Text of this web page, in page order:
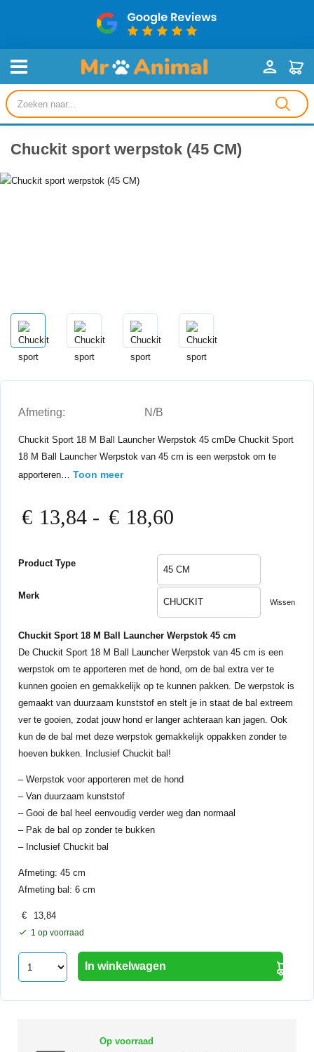
Producten
zoeken
Chuckit sport werpstok (45 CM)
Afmeting: N/B
Chuckit Sport 18 M Ball Launcher Werpstok 45 cmDe Chuckit Sport
18 M Ball Launcher Werpstok van 45 cm is een werpstok om te
apporteren… Toon meer
€ 13,84 - € 18,60
tot
€18,60
Product Type
Merk
Wissen
Chuckit Sport 18 M Ball Launcher Werpstok 45 cm
De Chuckit Sport 18 M Ball Launcher Werpstok van 45 cm is een
werpstok om te apporteren met de hond, om de bal extra ver te
kunnen gooien en gemakkelijk op te kunnen pakken. De werpstok is
gemaakt van duurzaam kunststof en stelt je in staat de bal extreem
ver te gooien, zodat jouw hond er langer achteraan kan jagen. Ook
kun de de bal met deze werpstok gemakkelijk oppakken zonder te
hoeven bukken. Inclusief Chuckit bal!
– Werpstok voor apporteren met de hond
– Van duurzaam kunststof
– Gooi de bal heel eenvoudig verder weg dan normaal
– Pak de bal op zonder te bukken
– Inclusief Chuckit bal
Afmeting: 45 cm
Afmeting bal: 6 cm
€ 13,84
1 op voorraad
In winkelwagen
Op voorraad